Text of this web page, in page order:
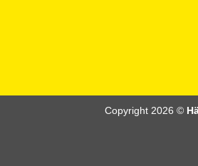
Copyright 2026 ©